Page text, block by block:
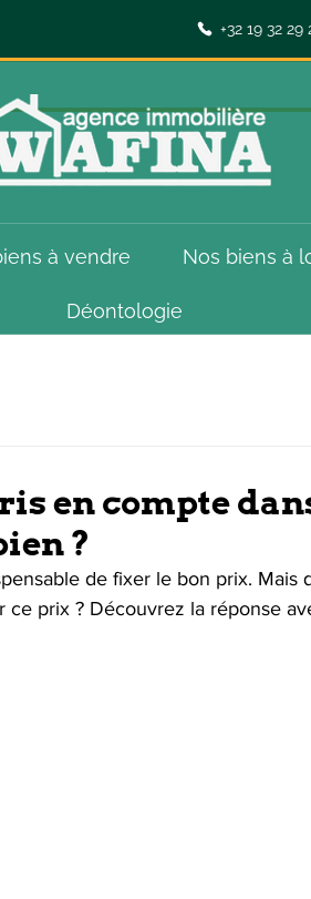
+32 19 32 29
à vendre Nos biens à
Déontologie
en compte
?
de fixer le bon prix. Mais
prix ? Découvrez la réponse